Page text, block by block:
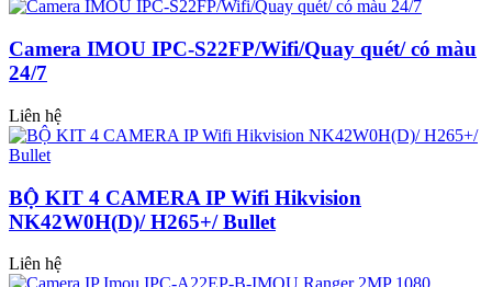
Camera IMOU IPC-S22FP/Wifi/Quay quét/ có màu
24/7
Liên hệ
BỘ KIT 4 CAMERA IP Wifi Hikvision
NK42W0H(D)/ H265+/ Bullet
Liên hệ